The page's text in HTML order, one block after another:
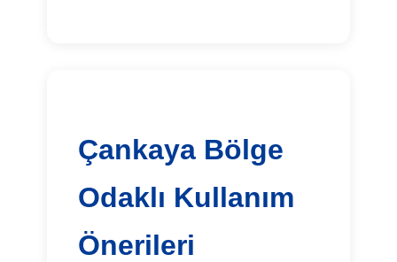
Çankaya Bölge
Odaklı Kullanım
Önerileri